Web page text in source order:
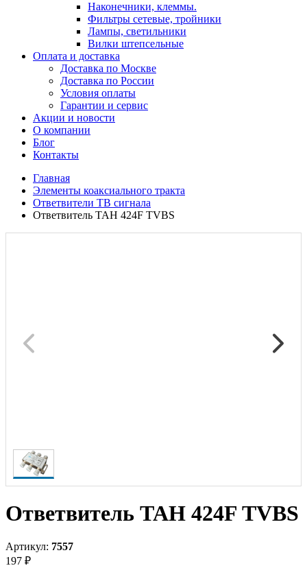
Наконечники, клеммы.
Фильтры сетевые, тройники
Лампы, светильники
Вилки штепсельные
Оплата и доставка
Доставка по Москве
Доставка по России
Условия оплаты
Гарантии и сервис
Акции и новости
О компании
Блог
Контакты
Главная
Элементы коаксиального тракта
Ответвители ТВ сигнала
Ответвитель TAH 424F TVBS
Ответвитель TAH 424F TVBS
Артикул: 7557
197 ₽